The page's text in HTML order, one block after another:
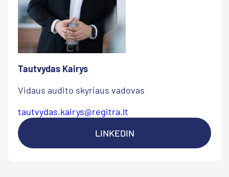
Tautvydas Kairys
Vidaus audito skyriaus vadovas
tautvydas.kairys@regitra.lt
LINKEDIN